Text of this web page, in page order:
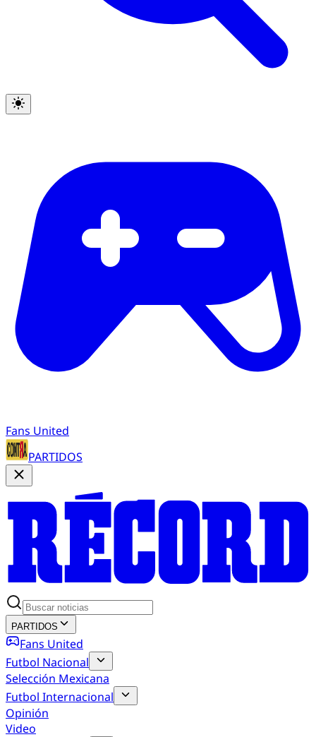
Fans United
PARTIDOS
PARTIDOS
Fans United
Futbol Nacional
Selección Mexicana
Futbol Internacional
Opinión
Video